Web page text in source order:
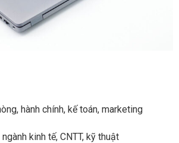
hành chính, kế toán, marketing
kinh tế, CNTT, kỹ thuật